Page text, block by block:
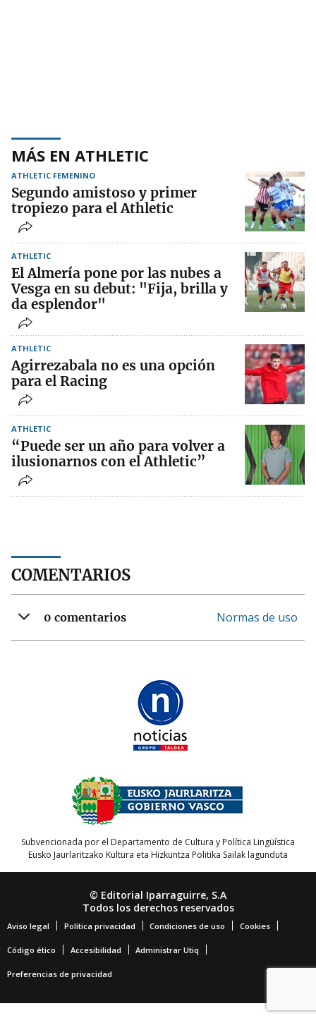
MÁS EN ATHLETIC
ATHLETIC FEMENINO
Segundo amistoso y primer
tropiezo para el Athletic
ATHLETIC
El Almería pone por las nubes a
Vesga en su debut: "Fija, brilla y
da esplendor"
ATHLETIC
Agirrezabala no es una opción
para el Racing
ATHLETIC
“Puede ser un año para volver a
ilusionarnos con el Athletic”
COMENTARIOS
0 comentarios Normas de uso
Subvencionada por el Departamento de Cultura y Política Lingüística
Eusko Jaurlaritzako Kultura eta Hizkuntza Politika Sailak lagunduta
© Editorial Iparraguirre, S.A
Todos los derechos reservados
Aviso legal Política privacidad Condiciones de uso Cookies
Código ético Accesibilidad Administrar Utiq
Preferencias de privacidad